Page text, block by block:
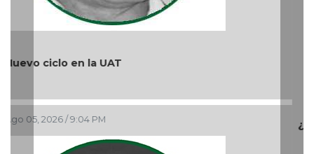
¿Quién es periodista?
Ago 05, 2026 / 9:15 AM